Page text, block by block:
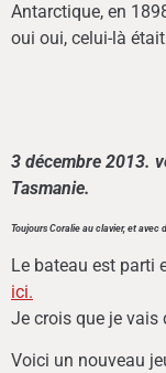
Antarctique, en
oui oui, celui-là
3 décembre 2013.
Tasmanie.
Toujours Coralie au clavier, et avec
Le bateau est parti
ici.
Je crois que je vais
Voici un nouveau